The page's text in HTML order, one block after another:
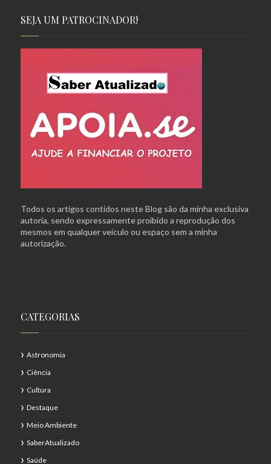
SEJA UM PATROCINADOR!
Todos os artigos contidos neste Blog são da minha exclusiva
autoria, sendo expressamente proibido a reprodução dos
mesmos em qualquer veículo ou espaço sem a minha
autorização.
CATEGORIAS
Astronomia
Ciência
Cultura
Destaque
Meio Ambiente
SaberAtualizado
Saúde